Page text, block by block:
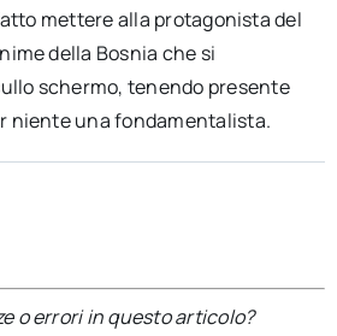
mettere alla protagonista del
della Bosnia che si
schermo, tenendo presente
niente una fondamentalista.
o errori in questo articolo?